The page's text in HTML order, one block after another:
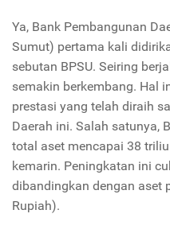
Ya, Bank Pembangunan
Sumut) pertama kali
sebutan BPSU. Seiring
semakin berkembang. Hal
prestasi yang telah diraih
Daerah ini. Salah satunya,
total aset mencapai 38
kemarin. Peningkatan ini
dibandingkan dengan aset
Rupiah).